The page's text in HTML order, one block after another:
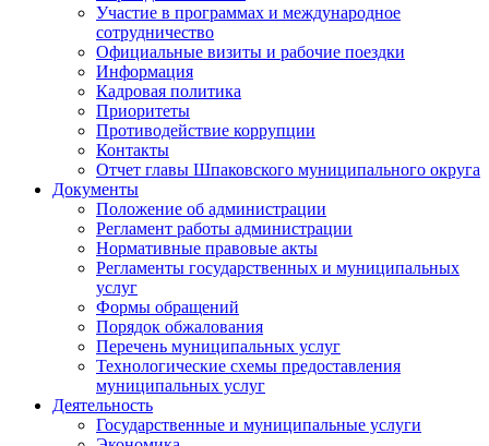
Участие в программах и международное
сотрудничество
Официальные визиты и рабочие поездки
Информация
Кадровая политика
Приоритеты
Противодействие коррупции
Контакты
Отчет главы Шпаковского муниципального округа
Документы
Положение об администрации
Регламент работы администрации
Нормативные правовые акты
Регламенты государственных и муниципальных
услуг
Формы обращений
Порядок обжалования
Перечень муниципальных услуг
Технологические схемы предоставления
муниципальных услуг
Деятельность
Государственные и муниципальные услуги